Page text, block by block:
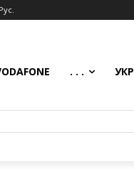
Рус.
. . . УКР